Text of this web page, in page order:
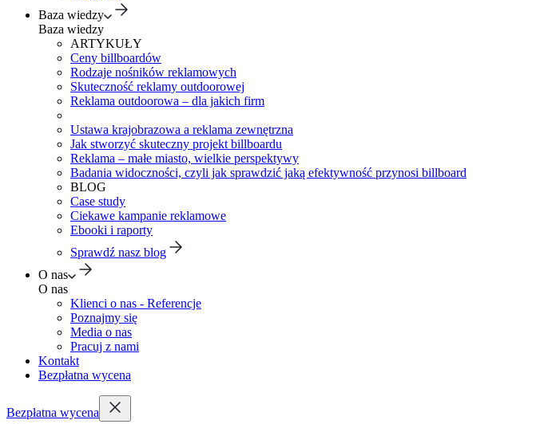
Baza wiedzy
Baza wiedzy
ARTYKUŁY
Ceny billboardów
Rodzaje nośników reklamowych
Skuteczność reklamy outdoorowej
Reklama outdoorowa – dla jakich firm
Ustawa krajobrazowa a reklama zewnętrzna
Jak stworzyć skuteczny projekt billboardu
Reklama – małe miasto, wielkie perspektywy
Badania widoczności, czyli jak sprawdzić jaką efektywność przynosi billboard
BLOG
Case study
Ciekawe kampanie reklamowe
Ebooki i raporty
Sprawdź nasz blog
O nas
O nas
Klienci o nas - Referencje
Poznajmy się
Media o nas
Pracuj z nami
Kontakt
Bezpłatna wycena
Bezpłatna wycena